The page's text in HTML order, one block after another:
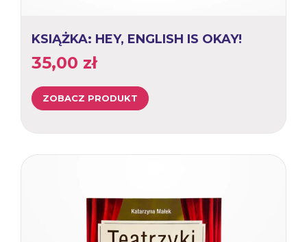
KSIĄŻKA: HEY, ENGLISH IS OKAY!
35,00 zł
ZOBACZ PRODUKT